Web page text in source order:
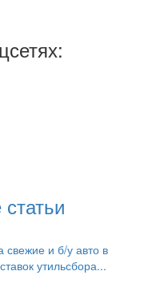
свежие и б/у авто в
утильсбора...